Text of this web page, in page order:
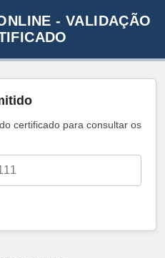
- VALIDAÇÃO
certificado para consultar os